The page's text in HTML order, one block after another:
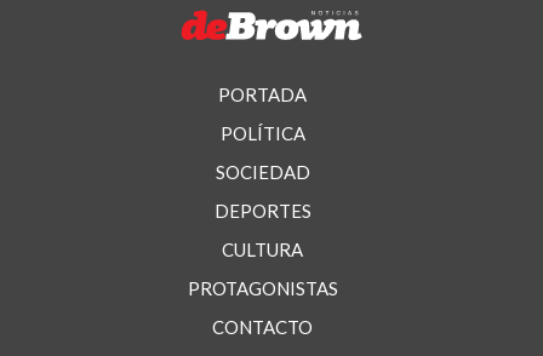
PORTADA
POLÍTICA
SOCIEDAD
DEPORTES
CULTURA
PROTAGONISTAS
CONTACTO